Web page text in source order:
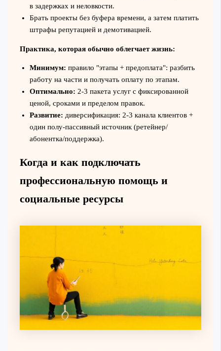
в задержках и неловкости.
Брать проекты без буфера времени, а затем платить
штрафы репутацией и демотивацией.
Практика, которая обычно облегчает жизнь:
Минимум: правило "этапы + предоплата": разбить
работу на части и получать оплату по этапам.
Оптимально: 2-3 пакета услуг с фиксированной
ценой, сроками и пределом правок.
Развитие: диверсификация: 2-3 канала клиентов +
один полу-пассивный источник (ретейнер/
абонентка/поддержка).
Когда и как подключать
профессиональную помощь и
социальные ресурсы